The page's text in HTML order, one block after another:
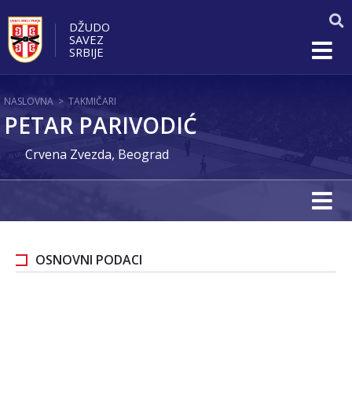
DŽUDO
SAVEZ
SRBIJE
NASLOVNA > TAKMIČARI
PETAR PARIVODIĆ
Crvena Zvezda, Beograd
OSNOVNI PODACI